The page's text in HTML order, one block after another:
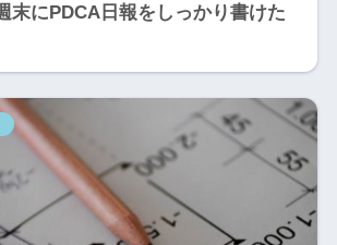
末にPDCA日報をしっかり書けた